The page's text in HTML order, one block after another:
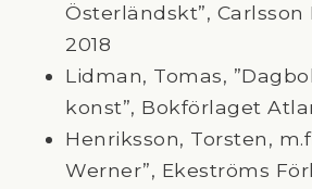
Österländskt”, Carlsson
2018
Lidman, Tomas,
konst”, Bokförlaget
Henriksson, Torsten,
Werner”, Ekeströms